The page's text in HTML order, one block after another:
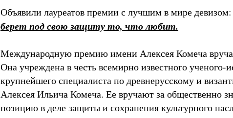
Объявили лауреатов премии с лучшим в мире девизом:
берет под свою защиту то, что любит.
Международную премию имени Алексея Комеча
Она учреждена в честь всемирно известного ученого-
крупнейшего специалиста по древнерусскому и
Алексея Ильича Комеча. Ее вручают за общественно
позицию в деле защиты и сохранения культурного